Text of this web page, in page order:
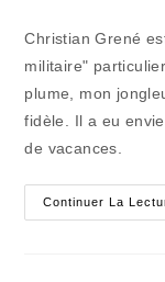
Christian Grené
militaire"
plume, mon
fidèle. Il a eu
de vacances.
Continuer La